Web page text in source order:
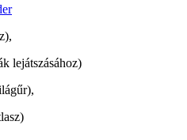
lejátszásához)